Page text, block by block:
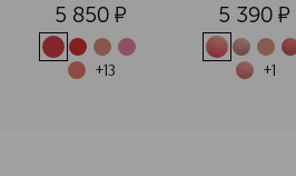
5 850 ¤
+13
с мягким
матовым
финишем
5 390 ¤
+1